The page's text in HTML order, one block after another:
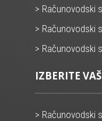
> Računovodski
> Računovodski
> Računovodski
IZBERITE
> Računovodski